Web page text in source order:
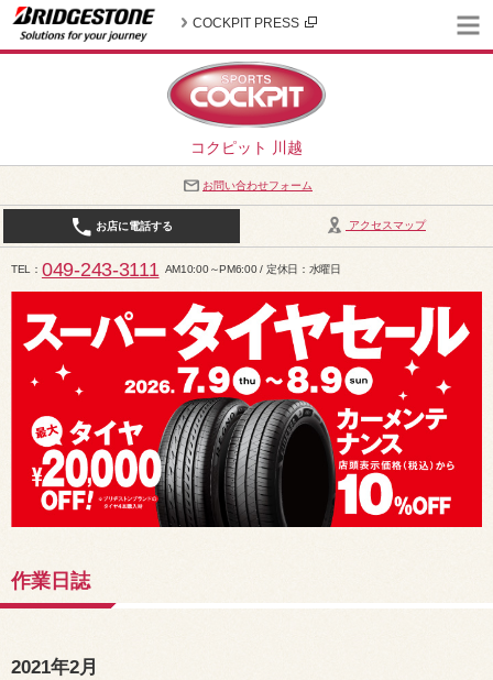
コクピット 川越
COCKPIT PRESS
お問い合わせフォーム
アクセスマップ
お店に電話する
TEL 049-243-3111 AM10:00～PM6:00 / 定休日：水曜日
作業日誌
2021年2月